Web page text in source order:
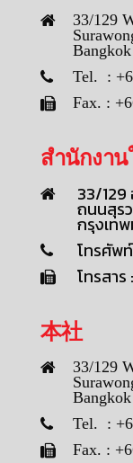
33/129
Tel. :
Fax. :
สำนักงา
33/129
ถนนสุร
กรุงเท
โทรศัพ
โทรสา
本社
33/129
Tel. :
Fax. :